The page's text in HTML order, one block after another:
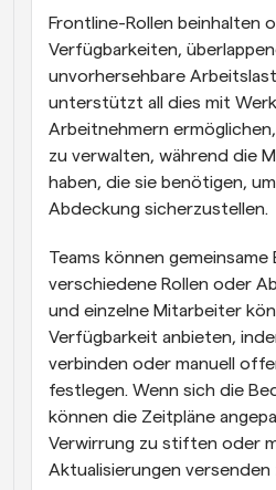
Frontline-Rollen beinhalten
Verfügbarkeiten,
unvorhersehbare
unterstützt all dies mit
Arbeitnehmern
zu verwalten, während die
haben, die sie benötigen,
Abdeckung sicherzustellen.
Teams können
verschiedene Rollen oder
und einzelne Mitarbeiter
Verfügbarkeit anbieten,
verbinden oder manuell
festlegen. Wenn sich die
können die Zeitpläne
Verwirrung zu stiften oder
Aktualisierungen versenden